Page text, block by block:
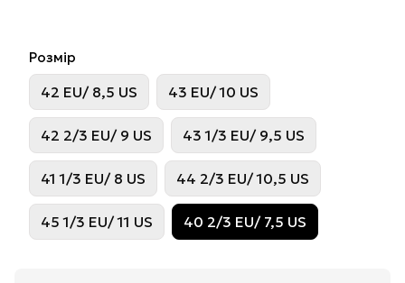
Розмір
42 EU/ 8,5 US 43 EU/ 10 US
42 2/3 EU/ 9 US 43 1/3 EU/ 9,5 US
41 1/3 EU/ 8 US 44 2/3 EU/ 10,5 US
45 1/3 EU/ 11 US 40 2/3 EU/ 7,5 US